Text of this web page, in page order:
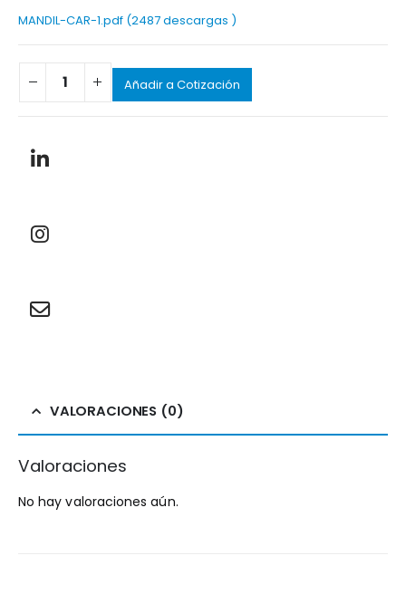
MANDIL-CAR-1.pdf (2487 descargas )
Añadir a Cotización
VALORACIONES (0)
Valoraciones
No hay valoraciones aún.